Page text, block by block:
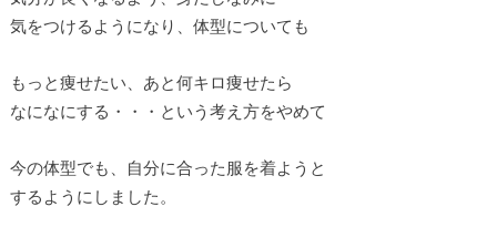
気をつけるようになり、体型についても
もっと痩せたい、あと何キロ痩せたら
なになにする・・・という考え方をやめて
今の体型でも、自分に合った服を着ようと
するようにしました。